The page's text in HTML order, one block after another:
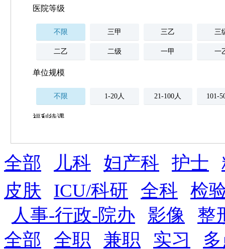
医院等级
不限 三甲 三乙 三
二乙 二级 一甲 一
单位规模
不限 1-20人 21-100人 101-
福利待遇
薪资与社保
五险 住房公积金 企业
全勤奖 加班补助 全薪病假 股票
法定节假日三薪 工龄奖 带薪年假 年终
晋升与政策
全部 儿科 妇产科 护士
皮肤
ICU/科研 全科
检
人事-行政-院办
影像
整
全部
全职 兼职 实习